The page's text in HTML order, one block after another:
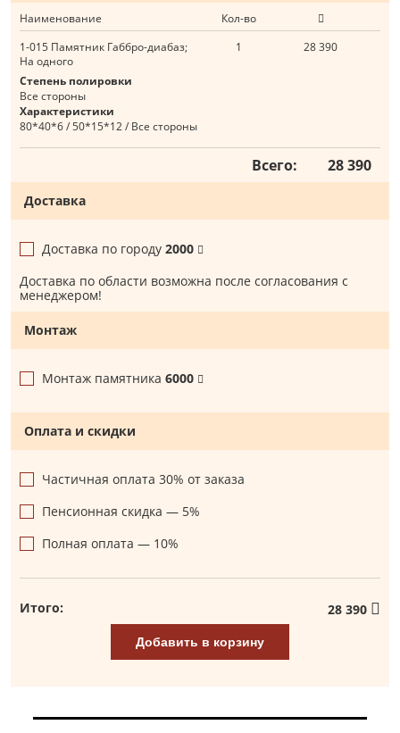
Наименование
Кол-во
1-015 Памятник Габбро-диабаз;
На одного
1 28 390
Степень полировки
Все стороны
Характеристики
80*40*6 / 50*15*12 / Все стороны
Всего: 28 390
Доставка
Доставка по городу 2000
Доставка по области возможна после согласования с
менеджером!
Монтаж
Монтаж памятника 6000
Оплата и скидки
Частичная оплата 30% от заказа
Пенсионная скидка — 5%
Полная оплата — 10%
Итого: 28 390
Добавить в корзину